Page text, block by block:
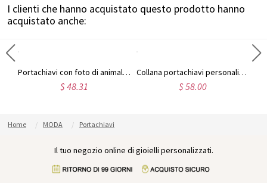
I clienti che hanno acquistato questo prodotto hanno
acquistato anche:
Portachiavi con foto di animali domestici incisi
$ 48.31
Collana portachiavi personalizzata con foto incisa di animali domestici
$ 58.00
Home MODA Portachiavi
Il tuo negozio online di gioielli personalizzati.